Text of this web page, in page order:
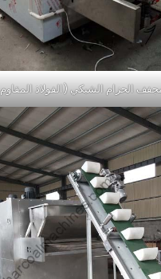
الحزام الشبكي (الفولاذ المقاوم